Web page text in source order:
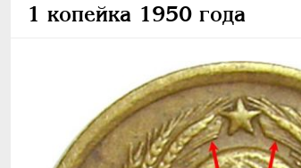
1 копейка 1950 года